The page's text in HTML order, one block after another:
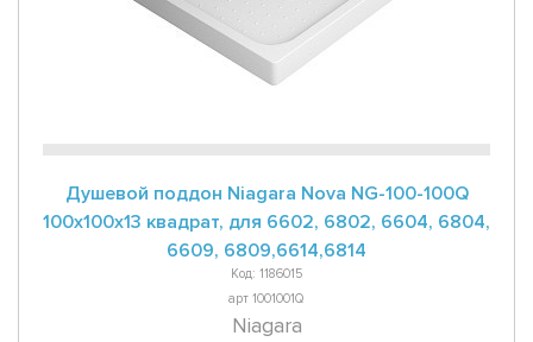
Душевой поддон Niagara Nova NG-100-100Q
100x100x13 квадрат, для 6602, 6802, 6604, 6804,
6609, 6809,6614,6814
Код: 1186015
арт 1001001Q
Niagara